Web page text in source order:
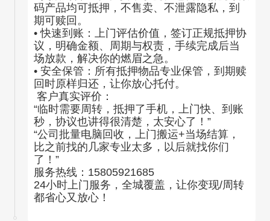
码产品均可抵押，不售卖、不泄露隐私，到
期可赎回。
• 快速到账：上门评估价值，签订正规抵押协
议，明确金额、周期与权责，手续完成后当
场放款，解决你的燃眉之急。
• 安全保管：所有抵押物品专业保管，到期赎
回时原样归还，让你放心托付。
客户真实评价：
“临时需要周转，抵押了手机，上门快、到账
秒，协议也讲得很清楚，太安心了！”
“公司批量电脑回收，上门搬运+当场结算，
比之前找的几家专业太多，以后就找你们
了！”
服务热线：15805921685
24小时上门服务，全城覆盖，让你变现/周转
都省心又放心！